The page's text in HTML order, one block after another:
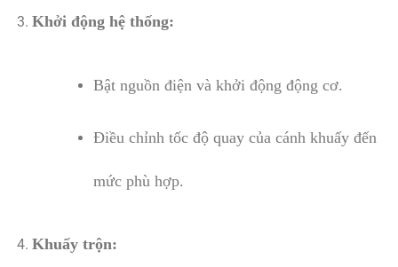
Khởi động hệ thống:
Bật nguồn điện và khởi động động cơ.
Điều chỉnh tốc độ quay của cánh khuấy đến
mức phù hợp.
Khuấy trộn: